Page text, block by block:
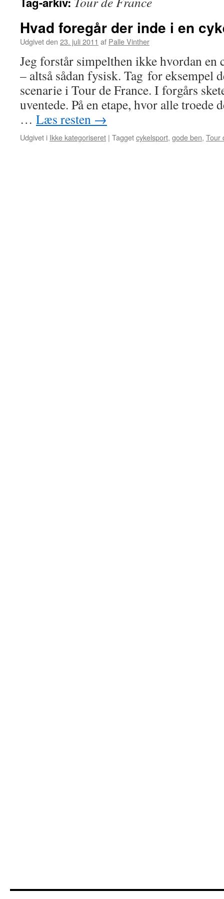
Hvad foregår der inde i en
Udgivet den 23. juli 2011 af Palle Vinther
Jeg forstår simpelthen ikke hvordan
– altså sådan fysisk. Tag for eksempel
scenarie i Tour de France. I forgårs
uventede. På en etape, hvor alle troede
… Læs resten →
Udgivet i Ikke kategoriseret | Taggetcykelsport, gode ben, Tour